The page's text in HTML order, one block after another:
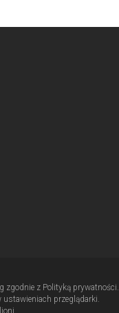
zgodnie z Polityką prywatności.
przeglądarki.